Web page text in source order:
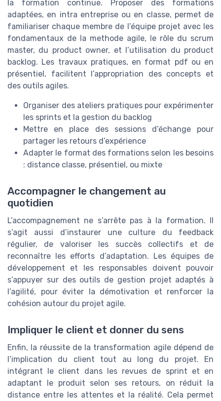
la formation continue. Proposer des formations
adaptées, en intra entreprise ou en classe, permet de
familiariser chaque membre de l’équipe projet avec les
fondamentaux de la methode agile, le rôle du scrum
master, du product owner, et l’utilisation du product
backlog. Les travaux pratiques, en format pdf ou en
présentiel, facilitent l’appropriation des concepts et
des outils agiles.
Organiser des ateliers pratiques pour expérimenter
les sprints et la gestion du backlog
Mettre en place des sessions d’échange pour
partager les retours d’expérience
Adapter le format des formations selon les besoins
: distance classe, présentiel, ou mixte
Accompagner le changement au
quotidien
L’accompagnement ne s’arrête pas à la formation. Il
s’agit aussi d’instaurer une culture du feedback
régulier, de valoriser les succès collectifs et de
reconnaître les efforts d’adaptation. Les équipes de
développement et les responsables doivent pouvoir
s’appuyer sur des outils de gestion projet adaptés à
l’agilité, pour éviter la démotivation et renforcer la
cohésion autour du projet agile.
Impliquer le client et donner du sens
Enfin, la réussite de la transformation agile dépend de
l’implication du client tout au long du projet. En
intégrant le client dans les revues de sprint et en
adaptant le produit selon ses retours, on réduit la
distance entre les attentes et la réalité. Cela permet